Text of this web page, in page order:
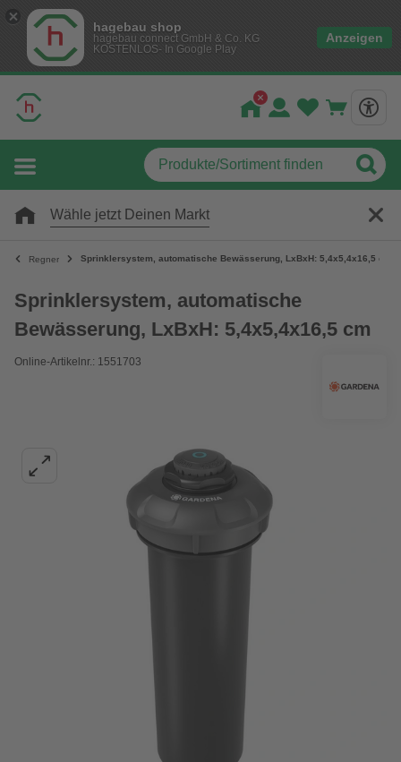
hagebau shop
hagebau connect GmbH & Co. KG
KOSTENLOS- In Google Play
Anzeigen
Wähle jetzt Deinen Markt
Regner Sprinklersystem, automatische Bewässerung, LxBxH: 5,4x5,4x16,5 cm
Sprinklersystem, automatische
Bewässerung, LxBxH: 5,4x5,4x16,5 cm
Online-Artikelnr.: 1551703